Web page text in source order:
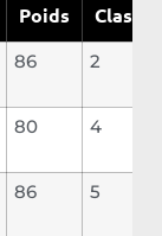
Poids
86 2
80 4
86 5